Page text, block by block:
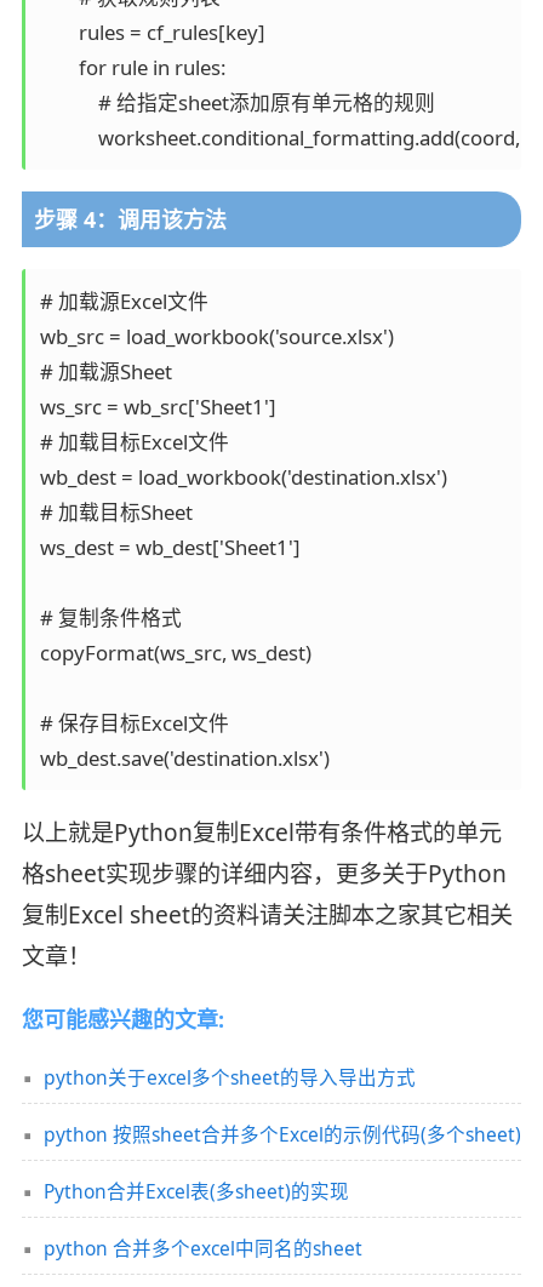
        rules = cf_rules[key]
        for rule in rules:
            # 给指定sheet添加原有单元格的规则
worksheet.conditional_formatting.add(coord,
步骤 4：调用该方法
# 加载源Excel文件
wb_src = load_workbook('source.xlsx')
# 加载源Sheet
ws_src = wb_src['Sheet1']
# 加载目标Excel文件
wb_dest = load_workbook('destination.xlsx')
# 加载目标Sheet
ws_dest = wb_dest['Sheet1']
# 复制条件格式
copyFormat(ws_src, ws_dest)
# 保存目标Excel文件
wb_dest.save('destination.xlsx')
以上就是Python复制Excel带有条件格式的单元
格sheet实现步骤的详细内容，更多关于Python
复制Excel sheet的资料请关注脚本之家其它相关
文章！
您可能感兴趣的文章:
python关于excel多个sheet的导入导出方式
python 按照sheet合并多个Excel的示例代码(多个sheet)
Python合并Excel表(多sheet)的实现
python 合并多个excel中同名的sheet